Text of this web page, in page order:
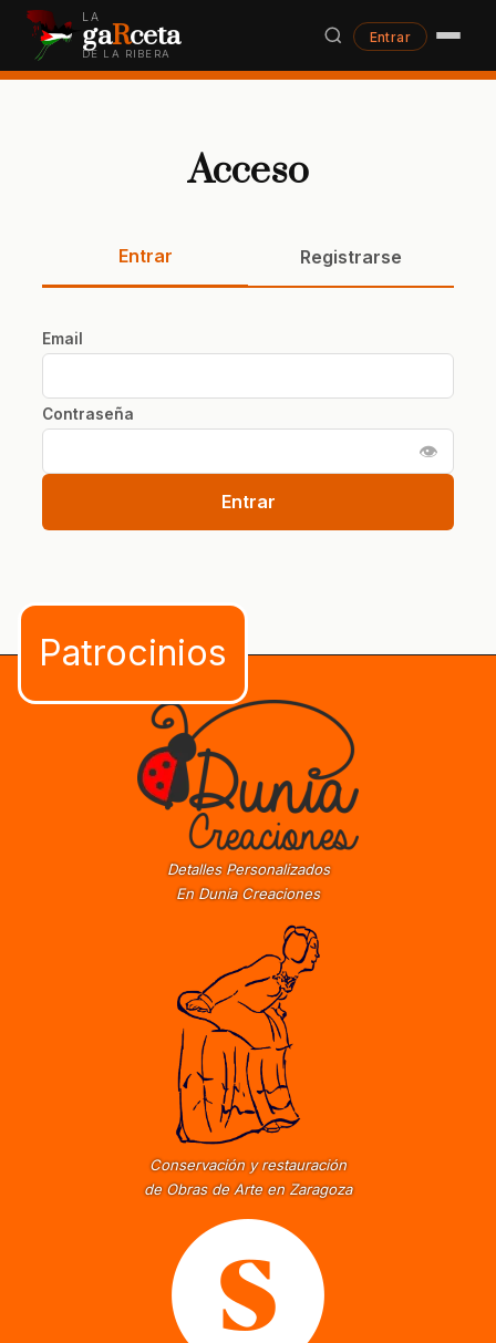
LA
gaRceta
DE LA RIBERA
Entrar
Acceso
Entrar Registrarse
Email
Contraseña
👁
Entrar
Detalles Personalizados
En Dunia Creaciones
Conservación y restauración
de Obras de Arte en Zaragoza